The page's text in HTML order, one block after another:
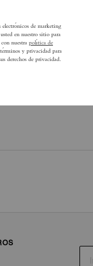
reseñas, lee más